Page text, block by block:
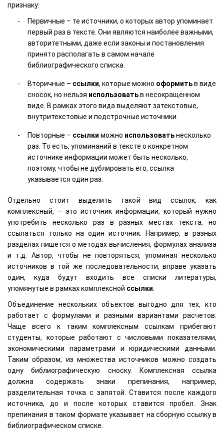
признаку:
Первичные – те источники, о которых автор упоминает
первый раз в тексте. Они являются наиболее важными,
авторитетными, даже если законы и постановления
принято располагать в самом начале
библиографического списка.
Вторичные – ссылки, которые можно оформитьв виде
сносок, но нельзя использоватьв несокращённом
виде. В рамках этого вида выделяют затекстовые,
внутритекстовые и подстрочные источники.
Повторные – ссылки можно использоватьнесколько
раз. То есть, упоминаний в тексте о конкретном
источнике информации может быть несколько,
поэтому, чтобы не дублировать его, ссылка
указывается один раз.
Отдельно стоит выделить такой вид ссылок, как
комплексный, – это источник информации, который нужно
употребить несколько раз в разных местах текста, но
ссылаться только на один источник. Например, в разных
разделах пишется о методах вычисления, формулах анализа
и т.д. Автор, чтобы не повторяться, упоминая несколько
источников в той же последовательности, вправе указать
один, куда будут входить все списки литературы,
упомянутые в рамках комплексной ссылки
Объединение нескольких объектов выгодно для тех, кто
работает с формулами и разными вариантами расчетов.
Чаще всего к таким комплексным ссылкам прибегают
студенты, которые работают с числовыми показателями,
экономическими параметрами и юридическими данными.
Таким образом, из множества источников можно создать
одну библиографическую сноску. Комплексная ссылка
должна содержать знаки препинания, например,
разделительная точка с запятой. Ставится после каждого
источника, до и после которых ставится пробел. Знак
препинания в таком формате указывает на сборную ссылку в
библиографическом списке.